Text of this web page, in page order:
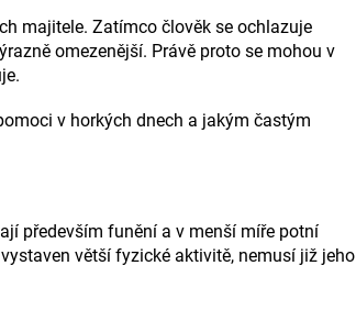
majitele. Zatímco člověk se ochlazuje
omezenější. Právě proto se mohou v
v horkých dnech a jakým častým
především funění a v menší míře potní
větší fyzické aktivitě, nemusí již jeho